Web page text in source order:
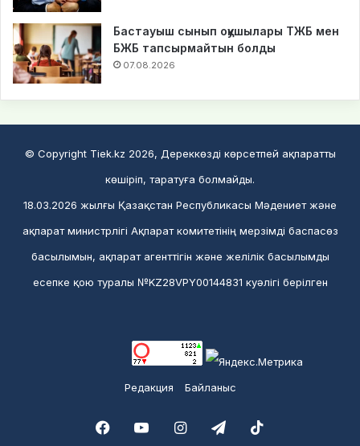
Бастауыш сынып оқушылары ТЖБ мен
БЖБ тапсырмайтын болды
07.08.2026
© Copyright Tiek.kz 2026, Дереккөзді көрсетпей ақпаратты
көшіріп, таратуға болмайды.
18.03.2026 жылғы Қазақстан Республикасы Мәдениет және
ақпарат министрлігі Ақпарат комитетінің мерзімді баспасөз
басылымын, ақпарат агенттігін және желілік басылымды
есепке қою туралы №KZ28VPY00144831 куәлігі берілген
Редакция Байланыс
FacebookYouTubeInstagramTelegram